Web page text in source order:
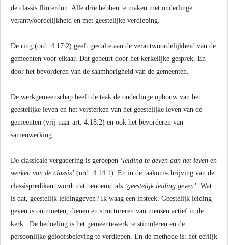
de classis flinterdun. Alle drie hebben te maken met onderlinge
verantwoordelijkheid en met geestelijke verdieping.
De ring (ord. 4.17.2) geeft gestalte aan de verantwoordelijkheid van de
gemeenten voor elkaar. Dat gebeurt door het kerkelijke gesprek. En
door het bevorderen van de saamhorigheid van de gemeenten.
De werkgemeenschap heeft de taak de onderlinge opbouw van het
geestelijke leven en het versterken van het geestelijke leven van de
gemeenten (vrij naar art. 4.18.2) en ook het bevorderen van
samenwerking.
De classicale vergadering is geroepen ‘leiding te geven aan het leven en
werken van de classis’ (ord. 4.14.1). En in de taakomschrijving van de
classispredikant wordt dat benoemd als ‘geestelijk leiding geven’. Wat
is dat, geestelijk leidinggeven? Ik waag een insteek. Geestelijk leiding
geven is ontmoeten, dienen en structureren van mensen actief in de
kerk. De bedoeling is het gemeentewerk te stimuleren en de
persoonlijke geloofsbeleving te verdiepen. En de methode is: het eerlijk